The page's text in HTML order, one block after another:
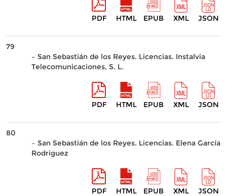
PDF HTML EPUB XML JSON
79
– San Sebastián de los Reyes. Licencias. Instalvia
Telecomunicaciones, S. L.
PDF HTML EPUB XML JSON
80
– San Sebastián de los Reyes. Licencias. Elena García
Rodriguez
PDF HTML EPUB XML JSON